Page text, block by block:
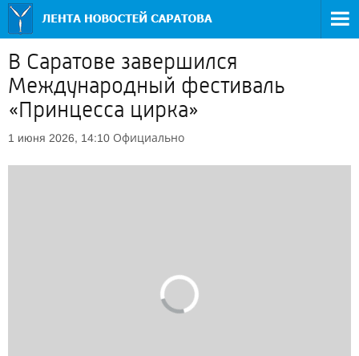
В Саратове завершился
Международный фестиваль
«Принцесса цирка»
1 июня 2026, 14:10 Официально